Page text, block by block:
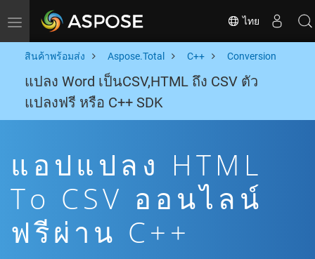
Toggle navigation ไทย
สินค้าพร้อมส่ง Aspose.Total C++ Conversion
แปลง Word เป็นCSV,HTML ถึง CSV ตัว
แปลงฟรี หรือ C++ SDK
แอปแปลง HTML
To CSV ออนไลน์
ฟรีผ่าน C++